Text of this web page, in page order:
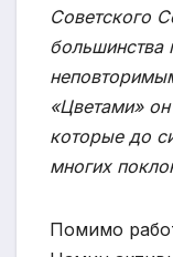
Советского
большинства
«Цветами»
которые до
многих
Помимо